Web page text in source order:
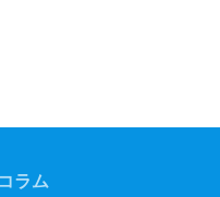
コラム